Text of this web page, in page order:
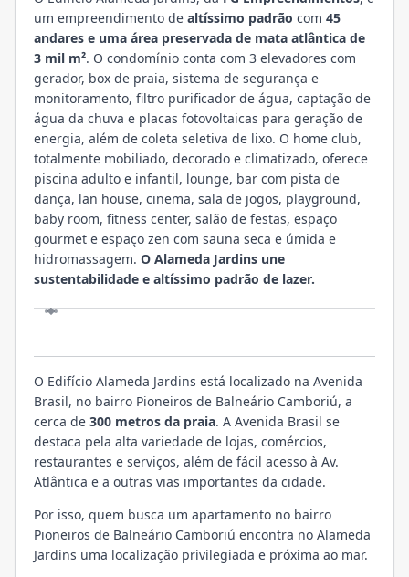
um empreendimento de altíssimo padrão com 45
andares e uma área preservada de mata atlântica de
3 mil m². O condomínio conta com 3 elevadores com
gerador, box de praia, sistema de segurança e
monitoramento, filtro purificador de água, captação de
água da chuva e placas fotovoltaicas para geração de
energia, além de coleta seletiva de lixo. O home club,
totalmente mobiliado, decorado e climatizado, oferece
piscina adulto e infantil, lounge, bar com pista de
dança, lan house, cinema, sala de jogos, playground,
baby room, fitness center, salão de festas, espaço
gourmet e espaço zen com sauna seca e úmida e
hidromassagem. O Alameda Jardins une
sustentabilidade e altíssimo padrão de lazer.
O Edifício Alameda Jardins está localizado na Avenida
Brasil, no bairro Pioneiros de Balneário Camboriú, a
cerca de 300 metros da praia. A Avenida Brasil se
destaca pela alta variedade de lojas, comércios,
restaurantes e serviços, além de fácil acesso à Av.
Atlântica e a outras vias importantes da cidade.
Por isso, quem busca um apartamento no bairro
Pioneiros de Balneário Camboriú encontra no Alameda
Jardins uma localização privilegiada e próxima ao mar.